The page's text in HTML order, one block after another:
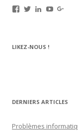
Voir
sur
Voir
sur
Voir
poirier-
Voir
LIKEZ-NOUS !
DERNIERS ARTICLES
Problèmes